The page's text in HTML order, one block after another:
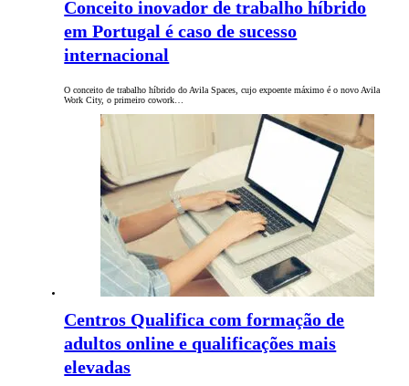
Conceito inovador de trabalho híbrido
em Portugal é caso de sucesso
internacional
O conceito de trabalho híbrido do Avila Spaces, cujo expoente máximo é o novo Avila
Work City, o primeiro cowork…
Centros Qualifica com formação de
adultos online e qualificações mais
elevadas